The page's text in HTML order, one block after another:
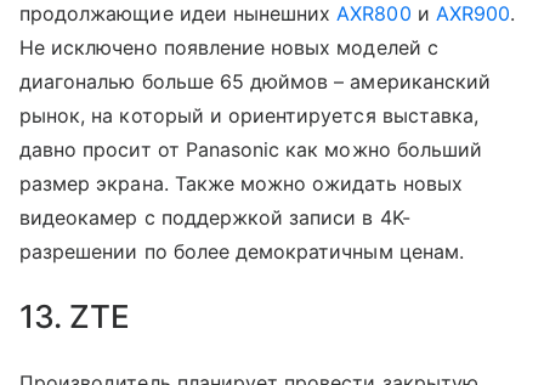
продолжающие идеи нынешнихAXR800 и AXR900.
Не исключено появление новых моделей с
диагональю больше 65 дюймов – американский
рынок, на который и ориентируется выставка,
давно просит от Panasonic как можно больший
размер экрана. Также можно ожидать новых
видеокамер с поддержкой записи в 4K-
разрешении по более демократичным ценам.
13. ZTE